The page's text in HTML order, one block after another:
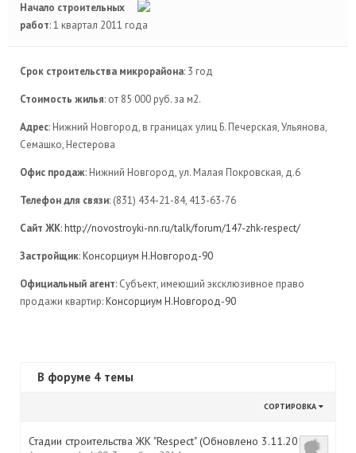
Начало строительных
работ: 1 квартал 2011 года
Срок строительства микрорайона: 3 год
Стоимость жилья: от 85 000 руб. за м2.
Адрес: Нижний Новгород, в границах улиц Б. Печерская, Ульянова,
Семашко, Нестерова
Офис продаж: Нижний Новгород, ул. Малая Покровская, д.6
Телефон для связи: (831) 434-21-84, 413-63-76
Сайт ЖК:http://novostroyki-nn.ru/talk/forum/147-zhk-respect/
Застройщик:Консорциум Н.Новгород-90
Официальный агент: Субъект, имеющий эксклюзивное право
продажи квартир:Консорциум Н.Новгород-90
В форуме 4 темы
СОРТИРОВКА
Стадии строительства ЖК "Respect" (Обновлено 3.11.2014)